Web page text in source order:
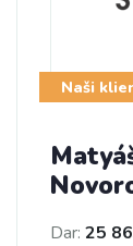
Naši
Dar: 25